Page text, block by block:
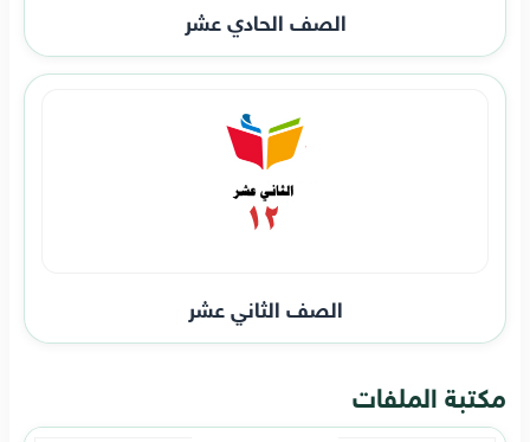
الصف الحادي عشر
الصف الثاني عشر
مكتبة الملفات